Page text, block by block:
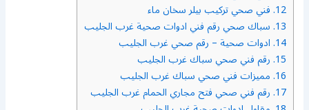
12. فني صحي تركيب بيلر سخان ماء
13. سباك صحي رقم فني ادوات صحية غرب الجليب
14. ادوات صحية – رقم صحي غرب الجليب
15. رقم فني صحي سباك غرب الجليب
16. مميزات فني صحي سباك غرب الجليب
17. رقم فني صحي فتح مجاري الحمام غرب الجليب